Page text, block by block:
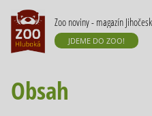
Zoo noviny - magazín
JDEME DO ZOO!
Obsah